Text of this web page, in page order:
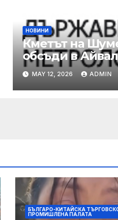
НОВИНИ
Кметът на
обсъди в
възможности
турската
MAY 12, 2026 ADMIN
БЪЛГАРО-КИТАЙСКА
ПРОМИШЛЕНА ПАЛАТА